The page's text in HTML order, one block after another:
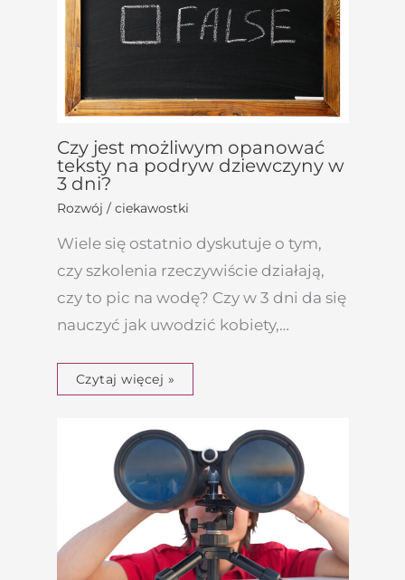
Czy jest możliwym opanować
teksty na podryw dziewczyny w
3 dni?
Rozwój / ciekawostki
Wiele się ostatnio dyskutuje o tym,
czy szkolenia rzeczywiście działają,
czy to pic na wodę? Czy w 3 dni da się
nauczyć jak uwodzić kobiety,…
Czytaj więcej »